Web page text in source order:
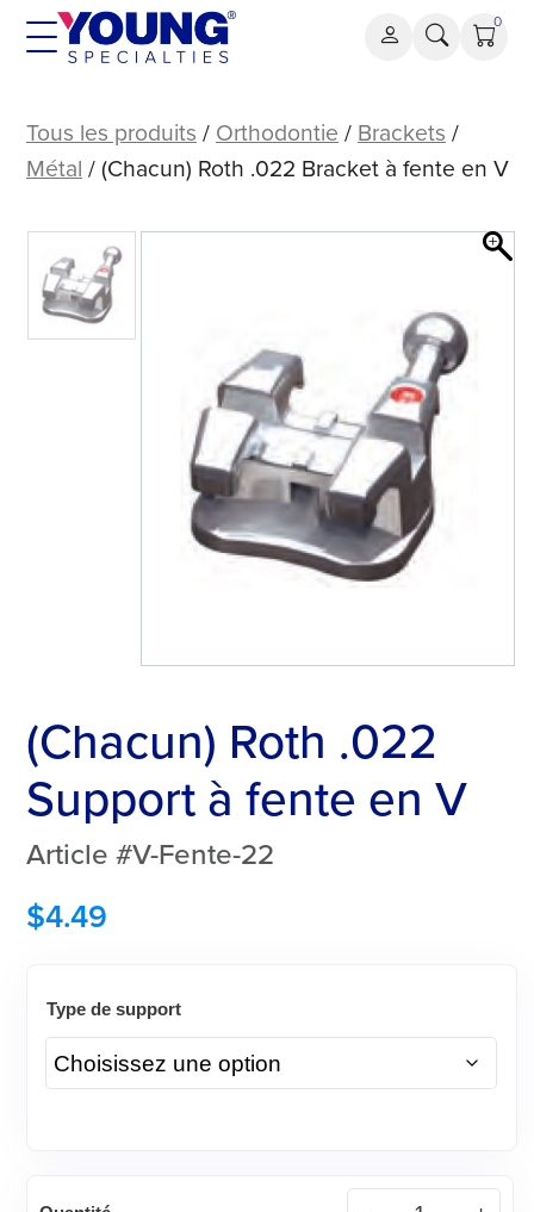
Aller
0
Roth
.022
fente
V
Tous les produits / Orthodontie / Brackets /
Métal / (Chacun) Roth .022 Bracket à fente en V
(Chacun) Roth .022
Support à fente en V
Article #V-Fente-22
$4.49
Type de support